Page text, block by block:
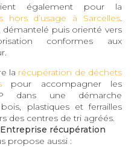
également pour la
hors d’usage à Sarcelles.
puis orienté vers
conformes aux
la récupération de déchets
pour accompagner les
dans une démarche
plastiques et ferrailles
des centres de tri agréés.
Entreprise récupération
propose aussi :